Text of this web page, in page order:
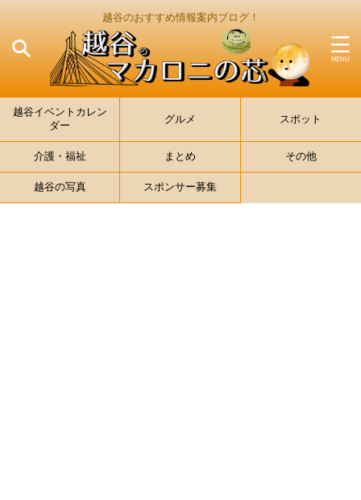
越谷のおすすめ情報案内ブログ！
越谷イベントカレン
ダー
グルメ スポット
介護・福祉 まとめ その他
越谷の写真 スポンサー募集